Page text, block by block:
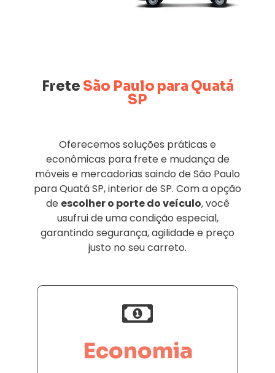
Frete São Paulo para Quatá
SP
Oferecemos soluções práticas e
econômicas para frete e mudança de
móveis e mercadorias saindo de São Paulo
para Quatá SP, interior de SP. Com a opção
de escolher o porte do veículo, você
usufrui de uma condição especial,
garantindo segurança, agilidade e preço
justo no seu carreto.
Economia